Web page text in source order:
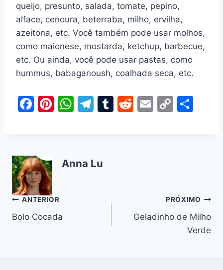
queijo, presunto, salada, tomate, pepino,
alface, cenoura, beterraba, milho, ervilha,
azeitona, etc. Você também pode usar molhos,
como maionese, mostarda, ketchup, barbecue,
etc. Ou ainda, você pode usar pastas, como
hummus, babaganoush, coalhada seca, etc.
F
e
b
o
o
k
Pi
st
W
A
T
a
T
R
E
C
k
Anna Lu
Navegação
de
ANTERIOR
Bolo Cocada
PRÓXIMO
Geladinho de Milho
Verde